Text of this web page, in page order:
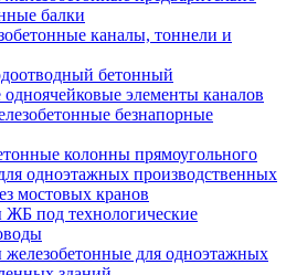
балки
каналы, тоннели и
бетонный
элементы каналов
безнапорные
колонны прямоугольного
одноэтажных производственных
мостовых кранов
под технологические
для одноэтажных